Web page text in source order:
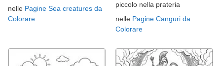
nelle Pagine Sea creatures da
Colorare
piccolo nella prateria
nelle Pagine Canguri da
Colorare